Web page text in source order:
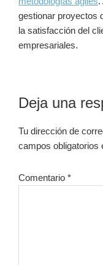
gestionar proyectos
la satisfacción del
empresariales.
con
los
Deja una
Tu dirección de
campos obligatorios
Comentario *